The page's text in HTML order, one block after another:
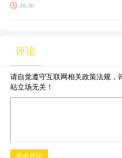
10-30
评论
请自觉遵守互联网相关政策法规，
站立场无关！
发表评论